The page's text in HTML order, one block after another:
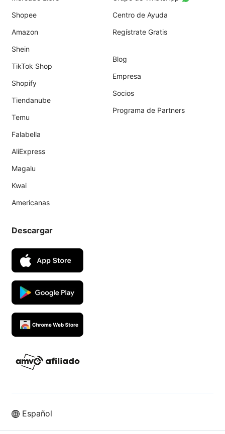
Shopee
Amazon
Shein
TikTok Shop
Shopify
Tiendanube
Temu
Falabella
AliExpress
Magalu
Kwai
Americanas
Centro de Ayuda
Regístrate Gratis
Blog
Empresa
Socios
Programa de Partners
Descargar
Español